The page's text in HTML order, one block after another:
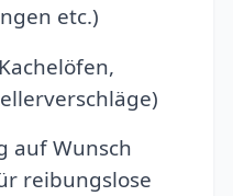
etc.)
auf Wunsch
reibungslose